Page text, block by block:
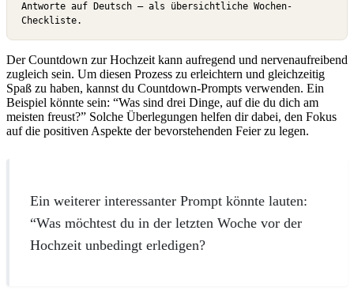
Antworte auf Deutsch — als übersichtliche Wochen-
Checkliste.
Der Countdown zur Hochzeit kann aufregend und nervenaufreibend
zugleich sein. Um diesen Prozess zu erleichtern und gleichzeitig
Spaß zu haben, kannst du Countdown-Prompts verwenden. Ein
Beispiel könnte sein: “Was sind drei Dinge, auf die du dich am
meisten freust?” Solche Überlegungen helfen dir dabei, den Fokus
auf die positiven Aspekte der bevorstehenden Feier zu legen.
Ein weiterer interessanter Prompt könnte lauten:
“Was möchtest du in der letzten Woche vor der
Hochzeit unbedingt erledigen?